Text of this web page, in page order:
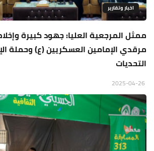
اخبار وتقارير
ممثل المرجعية العليا: جهود كبيرة
مرقدي الإمامين العسكريين (ع) وحملة
التحديات